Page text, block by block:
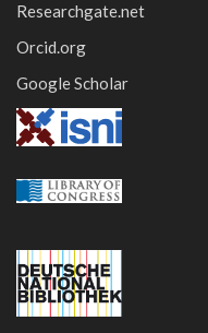
Researchgate.net
Orcid.org
Google Scholar